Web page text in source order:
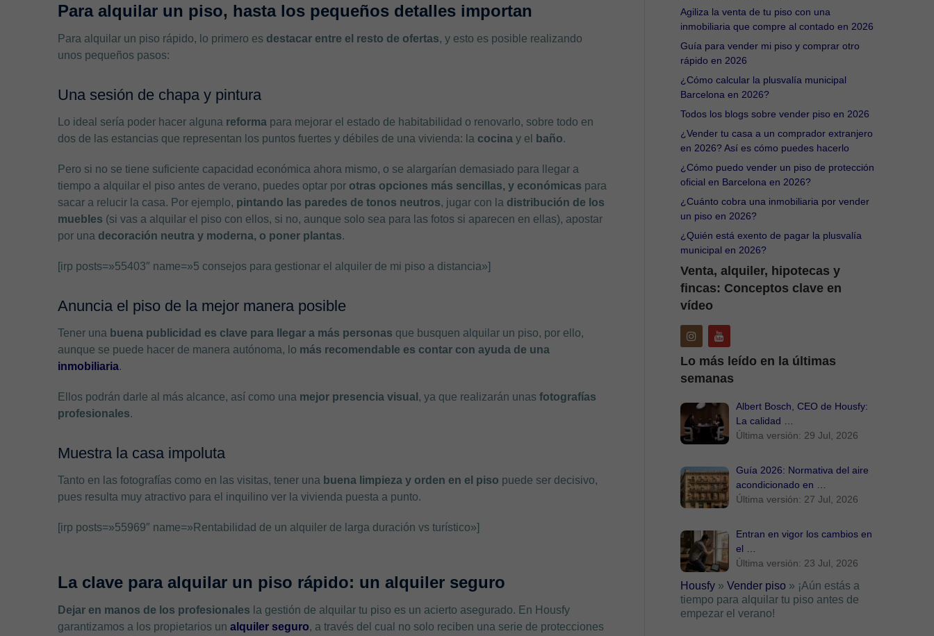
Para alquilar un piso, hasta los pequeños detalles importan
Para alquilar un piso rápido, lo primero es destacar entre el resto de ofertas, y esto es posible realizando
unos pequeños pasos:
Una sesión de chapa y pintura
Lo ideal sería poder hacer alguna reforma para mejorar el estado de habitabilidad o renovarlo, sobre todo en
dos de las estancias que representan los puntos fuertes y débiles de una vivienda: la cocinay el baño.
Pero si no se tiene suficiente capacidad económica ahora mismo, o se alargarían demasiado para llegar a
tiempo a alquilar el piso antes de verano, puedes optar por otras opciones más sencillas, y económicas para
sacar a relucir la casa. Por ejemplo, pintando las paredes de tonos neutros, jugar con la distribución de los
muebles (si vas a alquilar el piso con ellos, si no, aunque solo sea para las fotos si aparecen en ellas), apostar
por una decoración neutra y moderna, o poner plantas.
[irp posts=»55403″ name=»5 consejos para gestionar el alquiler de mi piso a distancia»]
Anuncia el piso de la mejor manera posible
Tener una buena publicidad es clave para llegar a más personas que busquen alquilar un piso, por ello,
aunque se puede hacer de manera autónoma, lo más recomendable es contar con ayuda de una
inmobiliaria.
Ellos podrán darle al más alcance, así como una mejor presencia visual , ya que realizarán unasfotografías
profesionales.
Muestra la casa impoluta
Tanto en las fotografías como en las visitas, tener una buena limpieza y orden en el piso puede ser decisivo,
pues resulta muy atractivo para el inquilino ver la vivienda puesta a punto.
[irp posts=»55969″ name=»Rentabilidad de un alquiler de larga duración vs turístico»]
La clave para alquilar un piso rápido: un alquiler seguro
Dejar en manos de los profesionales la gestión de alquilar tu piso es un acierto asegurado. En Housfy
garantizamos a los propietarios unalquiler seguro, a través del cual no solo reciben una serie de protecciones
Agiliza la venta de tu piso con una
inmobiliaria que compre al contado en 2026
Guía para vender mi piso y comprar otro
rápido en 2026
¿Cómo calcular la plusvalía municipal
Barcelona en 2026?
Todos los blogs sobre vender piso en 2026
¿Vender tu casa a un comprador extranjero
en 2026? Así es cómo puedes hacerlo
¿Cómo puedo vender un piso de protección
oficial en Barcelona en 2026?
¿Cuánto cobra una inmobiliaria por vender
un piso en 2026?
¿Quién está exento de pagar la plusvalía
municipal en 2026?
Venta, alquiler, hipotecas y
fincas: Conceptos clave en
vídeo
Lo más leído en la últimas
semanas
Albert Bosch, CEO de Housfy:
La calidad …
Última versión: 29 Jul, 2026
Guía 2026: Normativa del aire
acondicionado en …
Última versión: 27 Jul, 2026
Entran en vigor los cambios en
el …
Última versión: 23 Jul, 2026
Housfy »Vender piso » ¡Aún estás a
tiempo para alquilar tu piso antes de
empezar el verano!